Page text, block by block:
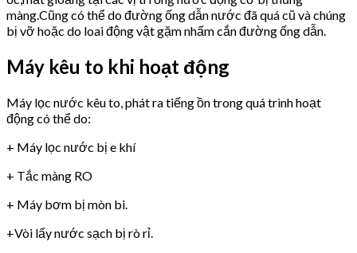
màng.Cũng có thể do đường ống dẫn nước đã quá cũ và chúng
bị vỡ hoặc do loai động vật gặm nhấm cắn đường ống dẫn.
Máy kêu to khi hoạt động
Máy lọc nước kêu to, phát ra tiếng ồn trong quá trình hoạt
động có thể do:
+ Máy lọc nước bị e khí
+ Tắc màng RO
+ Máy bơm bị mòn bi.
+Vòi lấy nước sạch bị rò rỉ.